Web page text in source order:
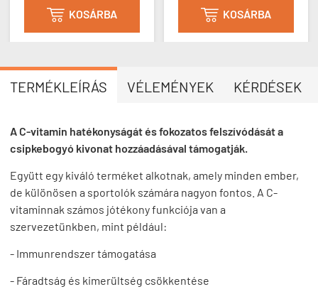
 KOSÁRBA  KOSÁRBA
TERMÉKLEÍRÁS VÉLEMÉNYEK KÉRDÉSEK
A C-vitamin hatékonyságát és fokozatos felszívódását a
csipkebogyó kivonat hozzáadásával támogatják.
Együtt egy kiváló terméket alkotnak, amely minden ember,
de különösen a sportolók számára nagyon fontos. A C-
vitaminnak számos jótékony funkciója van a
szervezetünkben, mint például:
- Immunrendszer támogatása
- Fáradtság és kimerültség csökkentése